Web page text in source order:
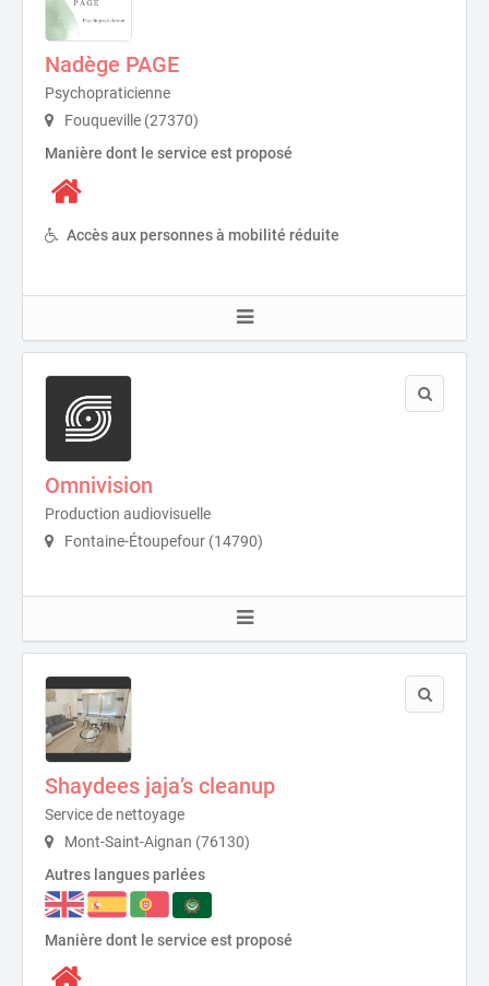
Nadège PAGE
Psychopraticienne
Fouqueville (27370)
Manière dont le service est proposé
Accès aux personnes à mobilité réduite
Omnivision
Production audiovisuelle
Fontaine-Étoupefour (14790)
Shaydees jaja’s cleanup
Service de nettoyage
Mont-Saint-Aignan (76130)
Autres langues parlées
Manière dont le service est proposé